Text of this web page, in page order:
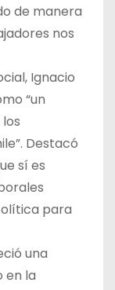
de manera
nos
Ignacio
“un
Destacó
sí es
para
una
en la